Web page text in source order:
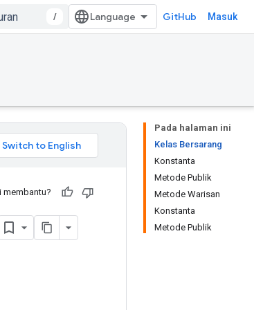
/ GitHub Masuk
Pada halaman ini
Kelas Bersarang
Konstanta
Metode Publik
Metode Warisan
Konstanta
Metode Publik
membantu?